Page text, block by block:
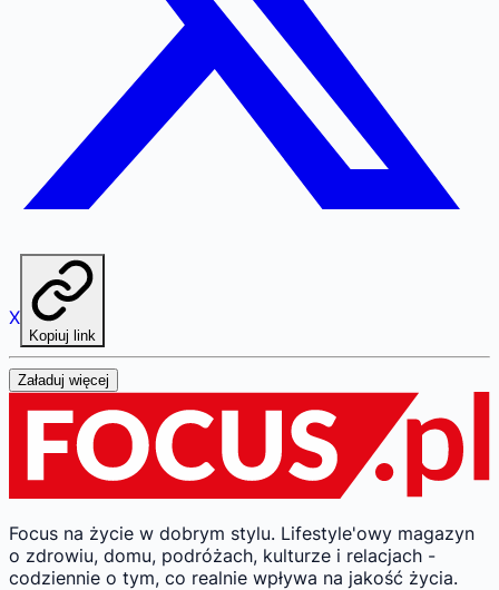
X
Kopiuj link
Załaduj więcej
Focus na życie w dobrym stylu. Lifestyle'owy magazyn
o zdrowiu, domu, podróżach, kulturze i relacjach -
codziennie o tym, co realnie wpływa na jakość życia.